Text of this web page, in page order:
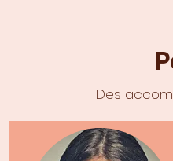
Des